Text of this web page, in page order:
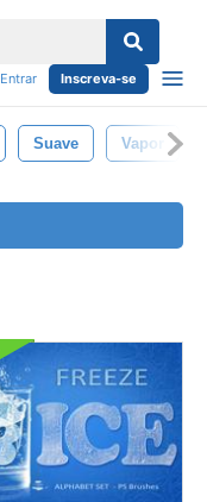
Entrar Inscreva-se
Suave Vapor